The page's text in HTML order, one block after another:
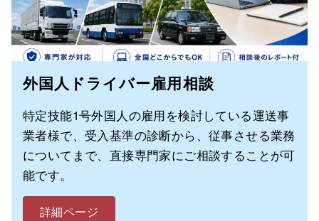
外国人ドライバー雇用相談
特定技能1号外国人の雇用を検討している運送事
業者様で、受入基準の診断から、従事させる業務
についてまで、直接専門家にご相談することが可
能です。
詳細ページ